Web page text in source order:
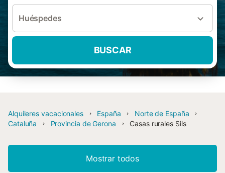
Huéspedes
BUSCAR
Alquileres vacacionales España
Norte de España
Cataluña
Provincia de Gerona Casas rurales Sils
Mostrar todos